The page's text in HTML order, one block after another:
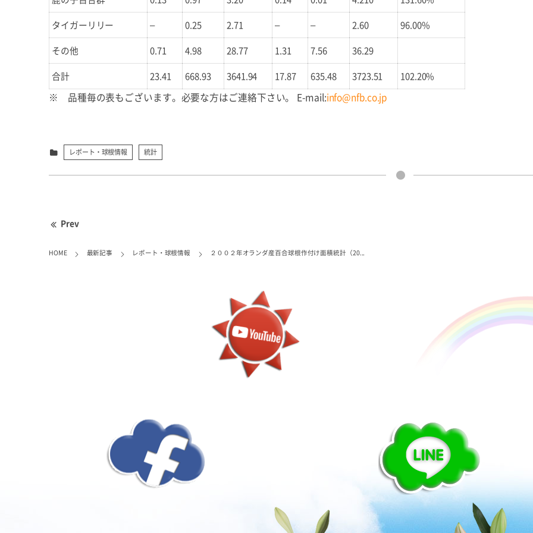
タイガーリリー
– 0.25 2.71 – – 2.60
96.00%
その他
0.71 4.98 28.77 1.31 7.56
36.29
合計
23.41 668.93 3641.94 17.87 635.48 3723.51 102.20%
※ 品種毎の表もございます。必要な方はご連絡下さい。 E-mail:info@nfb.co.jp
レポート・球根情報 統計
Prev
HOME 最新記事 レポート・球根情報 ２００２年オランダ産百合球根作付け面積統計（20...